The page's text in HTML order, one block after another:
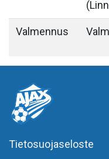
Valmennus
Tietosuojaseloste